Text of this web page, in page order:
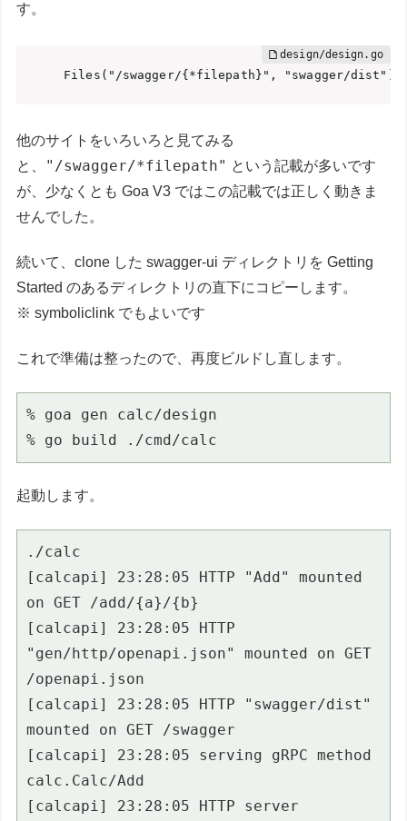
す。
    Files("/swagger/{*filepath}", "swagger/dist")
他のサイトをいろいろと見てみる
と、
"/swagger/*filepath" という記載が多いです
が、少なくとも Goa V3 ではこの記載では正しく動きま
せんでした。
続いて、clone した swagger-ui ディレクトリを Getting
Started のあるディレクトリの直下にコピーします。
※ symboliclink でもよいです
これで準備は整ったので、再度ビルドし直します。
% goa gen calc/design
% go build ./cmd/calc
起動します。
./calc
[calcapi] 23:28:05 HTTP "Add" mounted
on GET /add/{a}/{b}
[calcapi] 23:28:05 HTTP
"gen/http/openapi.json" mounted on GET
/openapi.json
[calcapi] 23:28:05 HTTP "swagger/dist"
mounted on GET /swagger
[calcapi] 23:28:05 serving gRPC method
calc.Calc/Add
[calcapi] 23:28:05 HTTP server